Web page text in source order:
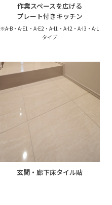
作業スペースを広げる
プレート付きキッチン
※A-B・A-E1・A-E2・A-I1・A-I2・A-I3・A-L
タイプ
玄関・廊下床タイル貼